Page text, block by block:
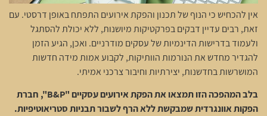
אין להכחיש כי הנוף של תכנון והפקת אירועים התפתח באופן דרסטי. עם
זאת, רבים עדיין דבקים בפרקטיקות מיושנות, ללא יכולת להסתגל
ולעמוד בדרישות הדינמיות של עסקים מודרניים. ואכן, הגיע הזמן
להגדיר מחדש את הנורמות הוותיקות, לקבוע אמות מידה חדשות
המושרשות בחדשנות, יצירתיות וחיבור צרכני אמיתי.
בלב המהפכה הזו תמצאו את הפקת אירועים עסקיים "B&P", חברת
הפקות אוונגרדית שמבקשת ללא הרף לשבור תבניות סטריאוטיפיות.